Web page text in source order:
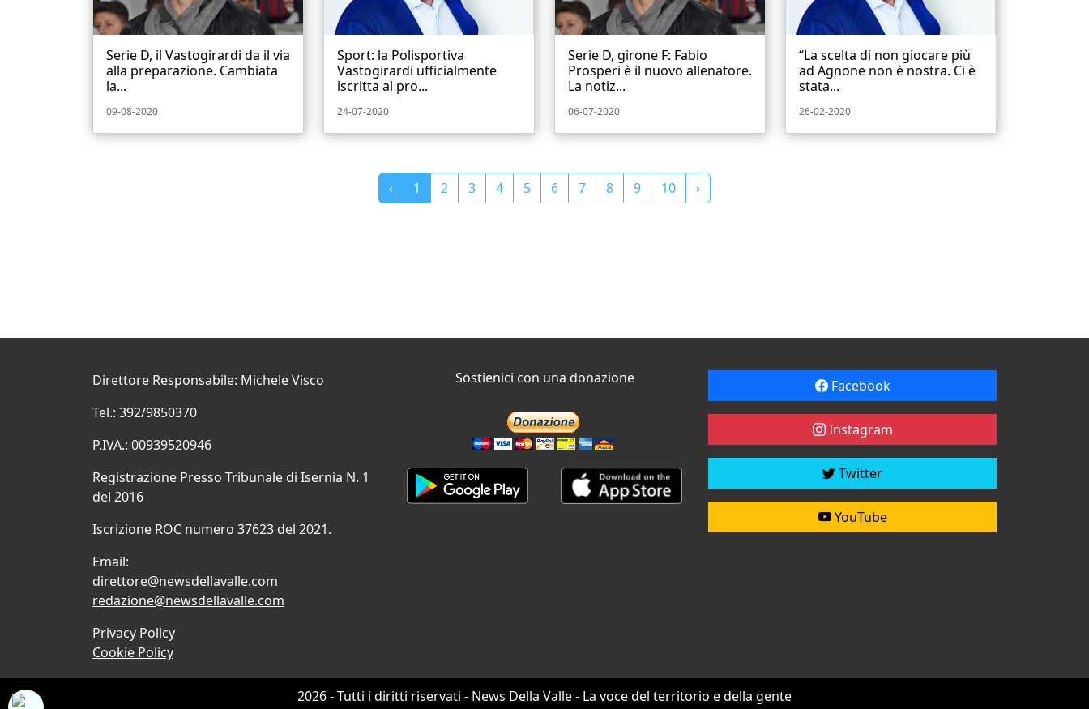
Serie D, il Vastogirardi da il via
alla preparazione. Cambiata
la...
09-08-2020
Sport: la Polisportiva
Vastogirardi ufficialmente
iscritta al pro...
24-07-2020
Serie D, girone F: Fabio
Prosperi è il nuovo allenatore.
La notiz...
06-07-2020
“La scelta di non giocare più
ad Agnone non è nostra. Ci è
stata...
26-02-2020
‹ 1 2 3 4 5 6 7 8 9 10 ›
Direttore Responsabile: Michele Visco
Tel.: 392/9850370
P.IVA.: 00939520946
Registrazione Presso Tribunale di Isernia N. 1
del 2016
Iscrizione ROC numero 37623 del 2021.
Email:
direttore@newsdellavalle.com
redazione@newsdellavalle.com
Privacy Policy
Cookie Policy
Sostienici con una donazione Facebook
Instagram
Twitter
YouTube
2026 - Tutti i diritti riservati - News Della Valle - La voce del territorio e della gente